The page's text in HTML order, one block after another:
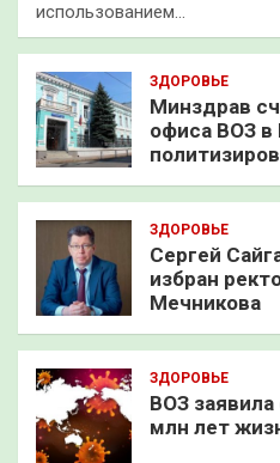
использованием…
ЗДОРОВЬЕ
Минздрав
офиса ВОЗ в
ЗДОРОВЬЕ
Сергей
избран
Мечникова
ЗДОРОВЬЕ
ВОЗ
млн лет